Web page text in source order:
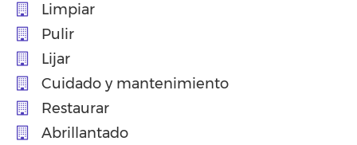
Limpiar
Pulir
Lijar
Cuidado y mantenimiento
Restaurar
Abrillantado